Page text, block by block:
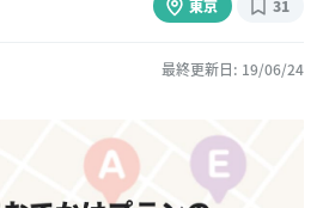
東京 31
最終更新日: 19/06/24